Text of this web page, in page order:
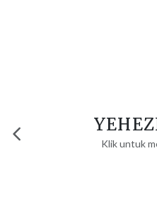
Klik untuk